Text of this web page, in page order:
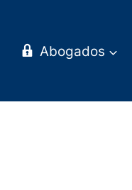
Abogados